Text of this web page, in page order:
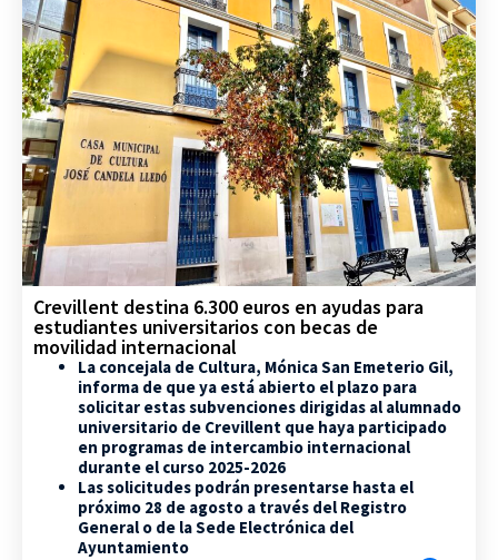
Crevillent destina 6.300 euros en ayudas para
estudiantes universitarios con becas de
movilidad internacional
La concejala de Cultura, Mónica San Emeterio Gil,
informa de que ya está abierto el plazo para
solicitar estas subvenciones dirigidas al alumnado
universitario de Crevillent que haya participado
en programas de intercambio internacional
durante el curso 2025-2026
Las solicitudes podrán presentarse hasta el
próximo 28 de agosto a través del Registro
General o de la Sede Electrónica del
Ayuntamiento